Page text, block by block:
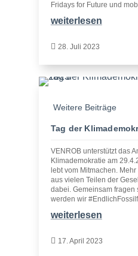
Fridays for Future und
weiterlesen
 28. Juli 2023
Weitere Beiträge
Tag der
VENROB unterstützt das
Klimademokratie am
lebt vom Mitmachen.
aus vielen Teilen der
dabei. Gemeinsam fragen
werden wir
weiterlesen
 17. April 2023